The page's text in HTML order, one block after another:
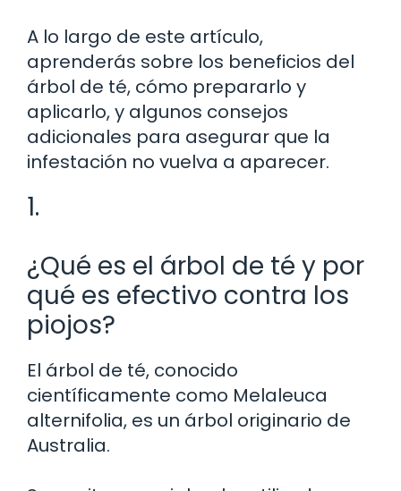
A lo largo de este artículo,
aprenderás sobre los beneficios del
árbol de té, cómo prepararlo y
aplicarlo, y algunos consejos
adicionales para asegurar que la
infestación no vuelva a aparecer.
1.
¿Qué es el árbol de té y por
qué es efectivo contra los
piojos?
El árbol de té, conocido
científicamente como Melaleuca
alternifolia, es un árbol originario de
Australia.